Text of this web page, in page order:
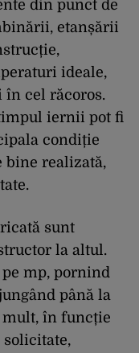
din punct de
etanșării
ideale,
în cel răcoros.
iernii pot fi
condiție
bine realizată,
sunt
la altul.
mp, pornind
până la
mult, în funcție
solicitate,